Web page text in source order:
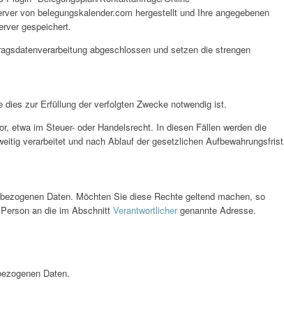
von belegungskalender.com hergestellt und Ihre angegebenen
gespeichert.
abgeschlossen und setzen die strengen
zur Erfüllung der verfolgten Zwecke notwendig ist.
etwa im Steuer- oder Handelsrecht. In diesen Fällen werden die
verarbeitet und nach Ablauf der gesetzlichen Aufbewahrungsfrist
Daten. Möchten Sie diese Rechte geltend machen, so
an die im Abschnitt Verantwortlichergenannte Adresse.
Daten.